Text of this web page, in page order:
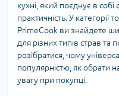
кухні, який поєднує в собі
практичність. У категорії
PrimeCook ви знайдете
для різних типів страв та
розібратися, чому
популярністю, як обрати
увагу при покупці.